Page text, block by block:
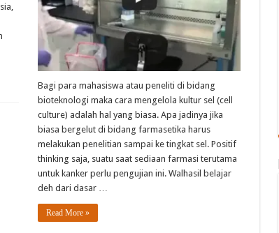
Bagi para mahasiswa atau peneliti di bidang
bioteknologi maka cara mengelola kultur sel (cell
culture) adalah hal yang biasa. Apa jadinya jika
biasa bergelut di bidang farmasetika harus
melakukan penelitian sampai ke tingkat sel. Positif
thinking saja, suatu saat sediaan farmasi terutama
untuk kanker perlu pengujian ini. Walhasil belajar
deh dari dasar …
Read More »